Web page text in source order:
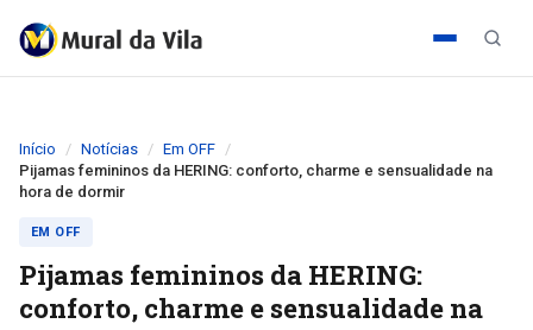
Início Notícias
Em OFF
Pijamas femininos da HERING: conforto, charme e sensualidade na
hora de dormir
EM OFF
Pijamas femininos da HERING:
conforto, charme e sensualidade na